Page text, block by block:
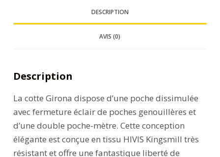
DESCRIPTION
AVIS (0)
Description
La cotte Girona dispose d’une poche dissimulée
avec fermeture éclair de poches genouillères et
d’une double poche-mètre. Cette conception
élégante est conçue en tissu HIVIS Kingsmill très
résistant et offre une fantastique liberté de